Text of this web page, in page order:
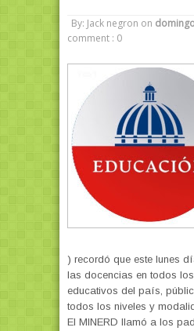
By: Jack negron on
comment : 0
) recordó que este lunes
las docencias en todos
educativos del país,
todos los niveles y
El MINERD llamó a los